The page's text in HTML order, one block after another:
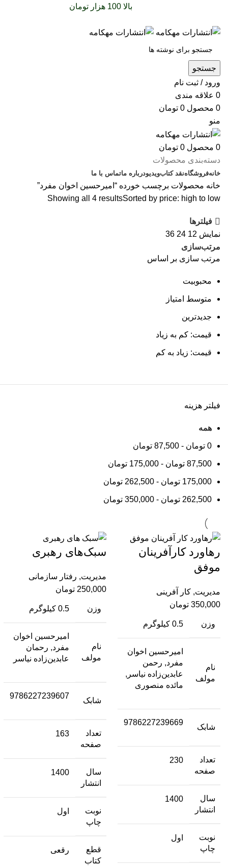
بالا 100 هزار تومان
جستجو
ورود / ثبت نام
0 علاقه مندی
0 محصول 0 تومان
منو
0 محصول 0 تومان
دسته‌بندی محصولات
خانهفروشگاهنقد کتابویدیودرباره‌ ماتماس با ما
خانه محصولات برچسب خورده “امیرحسین اخوان مفرد”
Showing all 4 resultsSorted by price: high to low
فیلترها
نمایش 12
24
36
مرتب‌سازی
مرتب سازی بر اساس
محبوبیت
متوسط امتیاز
جدیدترین
قیمت: کم به زیاد
قیمت: زیاد به کم
فیلتر هزینه
همه
0 تومان -
87,500 تومان
87,500 تومان -
175,000 تومان
175,000 تومان -
262,500 تومان
262,500 تومان -
350,000 تومان
رهاورد کار‌آفرینان
موفق
مدیریت, کار آفرینی
350,000 تومان
وزن 0.5 کیلوگرم
نام
مولف
امیرحسین اخوان
مفرد, رحمن
عابدین‌زاده نیاسر,
مائده منصوری
شابک
9786227239669
تعداد
صفحه
230
سال
انتشار
1400
نوبت
چاپ
اول
سبک‌‌های رهبری
مدیریت, رفتار سازمانی
250,000 تومان
وزن 0.5 کیلوگرم
نام
مولف
امیرحسین اخوان
مفرد, رحمان
عابدین‌زاده نیاسر
شابک
9786227239607
تعداد
صفحه
163
سال
انتشار
1400
نوبت
چاپ
اول
قطع
کتاب
رقعی